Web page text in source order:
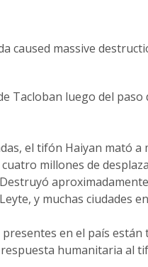
Tacloban luego del
el tifón Haiyan mató a
millones de
y muchas ciudades
en el país
humanitaria al